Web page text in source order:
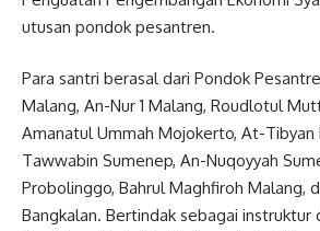
utusan pondok pesantren.
Para santri berasal dari Pondok
Malang, An-Nur 1 Malang, Roudlotul
Amanatul Ummah Mojokerto, At-Tibyan
Tawwabin Sumenep, An-Nuqoyyah
Probolinggo, Bahrul Maghfiroh Malang,
Bangkalan. Bertindak sebagai instruktur